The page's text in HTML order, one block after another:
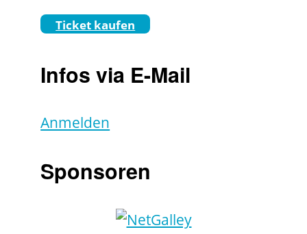
Ticket kaufen
Infos via E-Mail
Anmelden
Sponsoren